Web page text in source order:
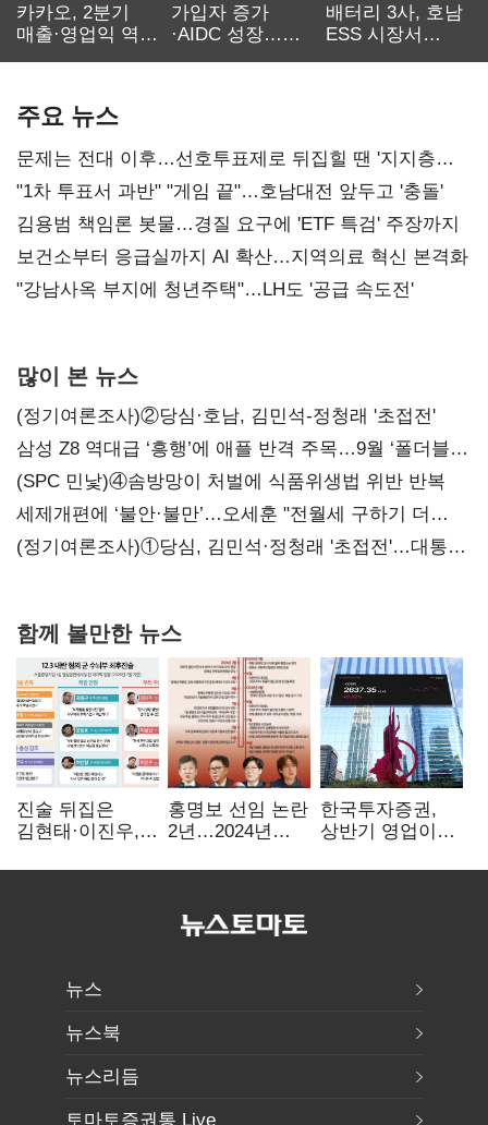
카카오, 2분기
매출·영업익 역대
가입자 증가
·AIDC 성장…
배터리 3사, 호남
ESS 시장서
주요 뉴스
문제는 전대 이후…선호투표제로 뒤집힐 땐 '지지층
불복'
"1차 투표서 과반" "게임 끝"…호남대전 앞두고 '충돌'
김용범 책임론 봇물…경질 요구에 'ETF 특검' 주장까지
보건소부터 응급실까지 AI 확산…지역의료 혁신 본격화
"강남사옥 부지에 청년주택"…LH도 '공급 속도전'
많이 본 뉴스
(정기여론조사)②당심·호남, 김민석-정청래 '초접전'
삼성 Z8 역대급 ‘흥행’에 애플 반격 주목…9월 ‘폴더블
대전’
(SPC 민낯)④솜방망이 처벌에 식품위생법 위반 반복
세제개편에 ‘불안·불만’…오세훈 "전월세 구하기 더
힘들어질 것"
(정기여론조사)①당심, 김민석·정청래 '초접전'…대통령
함께 볼만한 뉴스
진술 뒤집은
김현태·이진우,
헌신"…법정서
홍명보 선임 논란
2년…2024년
압색까지
한국투자증권,
상반기 영업이익
전년비 89.1%↑
뉴스
뉴스북
뉴스리듬
토마토증권통 Live